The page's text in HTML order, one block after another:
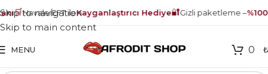
🛒Havale/EFT ileKayganlaştırıcı Hediye🔐Gizli paketleme –%100
Skip to navigation
Skip to main content
MENU 0 ₺